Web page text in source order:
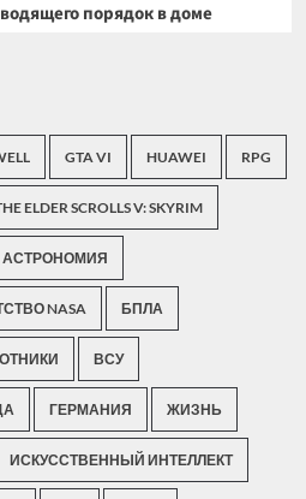
порядок в доме
GTA VI HUAWEI RPG
ELDER SCROLLS V: SKYRIM
АСТРОНОМИЯ
NASA БПЛА
ВСУ
ГЕРМАНИЯ ЖИЗНЬ
ИСКУССТВЕННЫЙ ИНТЕЛЛЕКТ